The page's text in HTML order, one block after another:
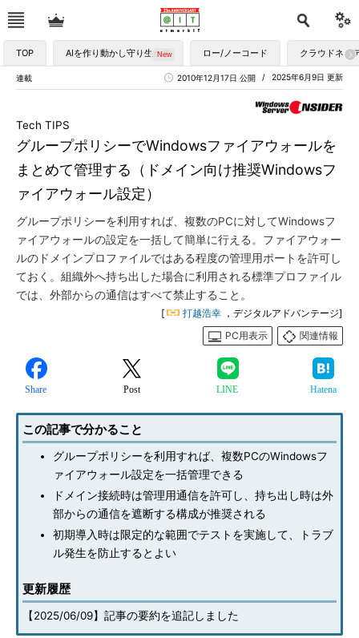
TOP AIを作り動かし守り生かす ロー/ノーコード クラウドネイ
連載 2025年6月9日 更新
2010年12月17日 公開
グループポリシーでWindowsファイアウォールを
まとめて管理する（ドメイン向け推奨Windowsフ
ァイアウォール設定）
Tech TIPS
グループポリシーを利用すれば、複数のPCに対してWindowsフ
ァイアウォールの設定を一括して簡単に行える。ファイアウォー
ルのドメインプロファイルではある程度の管理用ポートを許可し
ておく。組織外へ持ち出した場合に利用される標準プロファイル
では、外部からの通信はすべて禁止すること。
[ 打越浩幸 ，デジタルアドバンテージ]
PC用表示
関連情報
Share Post LINE Hatena
この記事で分かること
グループポリシーを利用すれば、複数PCのWindowsフ
ァイアウォール設定を一括管理できる
ドメイン接続時は管理用通信を許可し、持ち出し時は外
部からの通信を遮断する構成が推奨される
初期導入時は限定的な範囲でテストを実施して、トラブ
ル発生を防止するとよい
更新履歴
【2025/06/09】記事の要約を追記しました